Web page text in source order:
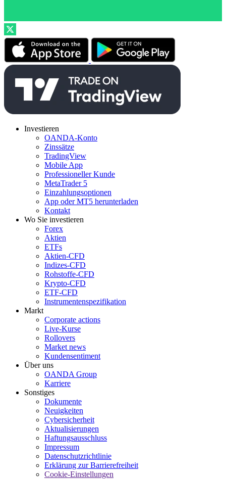
Investieren
OANDA-Konto
Zinssätze
TradingView
Mobile App
Professioneller Kunde
MetaTrader 5
Einzahlungsoptionen
App oder MT5 herunterladen
Kontakt
Wo Sie investieren
Forex
Aktien
ETFs
Aktien-CFD
Indizes-CFD
Rohstoffe-CFD
Krypto-CFD
ETF-CFD
Instrumentenspezifikation
Markt
Corporate actions
Live-Kurse
Rollovers
Market news
Kundensentiment
Über uns
OANDA Group
Karriere
Sonstiges
Dokumente
Neuigkeiten
Cybersicherheit
Aktualisierungen
Haftungsausschluss
Impressum
Datenschutzrichtlinie
Erklärung zur Barrierefreiheit
Cookie-Einstellungen